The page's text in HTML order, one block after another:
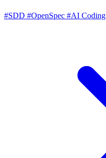
#SDD #OpenSpec #AI Coding